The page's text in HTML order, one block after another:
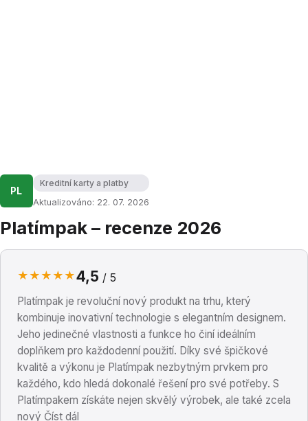
PL
Kreditní karty a platby
Aktualizováno: 22. 07. 2026
Platímpak – recenze 2026
★ ★ ★ ★ ★4,5 / 5
Platímpak je revoluční nový produkt na trhu, který
kombinuje inovativní technologie s elegantním designem.
Jeho jedinečné vlastnosti a funkce ho činí ideálním
doplňkem pro každodenní použití. Díky své špičkové
kvalitě a výkonu je Platímpak nezbytným prvkem pro
každého, kdo hledá dokonalé řešení pro své potřeby. S
Platímpakem získáte nejen skvělý výrobek, ale také zcela
nový Číst dál